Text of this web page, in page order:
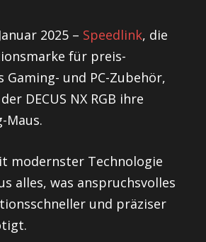
2025 – Speedlink, die
für preis-
Gaming- und PC-Zubehör,
DECUS NX RGB ihre
Maus.
modernster Technologie
alles, was anspruchsvolles
und präziser